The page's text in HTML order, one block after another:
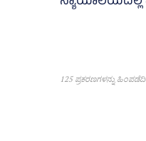
125 ಪ್ರಕರಣಗಳನ್ನು